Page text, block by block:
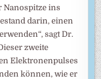
Nanospitze ins
darin, einen
sagt Dr.
zweite
Elektronenpulses
können, wie er